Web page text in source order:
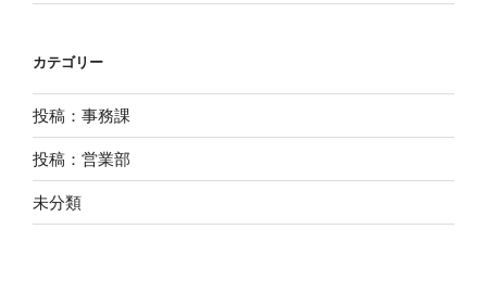
カテゴリー
投稿：事務課
投稿：営業部
未分類